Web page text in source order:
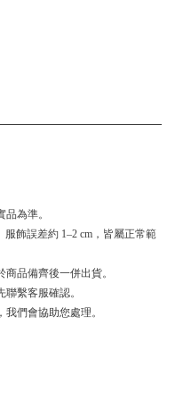
為準。
飾誤差約 1–2 cm，皆屬正常範
品備齊後一併出貨。
繫客服確認。
們會協助您處理。